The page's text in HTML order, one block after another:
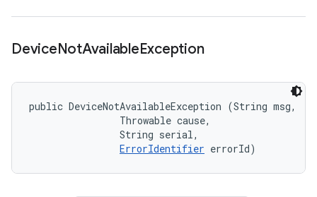
DeviceNotAvailableException
public DeviceNotAvailableException (String msg,
                Throwable cause,
                String serial,
ErrorIdentifier errorId)